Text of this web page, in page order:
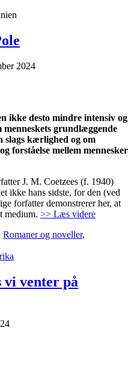
2024
ikke desto mindre intensiv og
grundlæggende
slags kærlighed og om
forståelse mellem mennesker
J. M. Coetzees (f. 1940)
ikke hans sidste, for den (ved
forfatter demonstrerer her, at
medium. >> Læs videre
Romaner og noveller,
venter på